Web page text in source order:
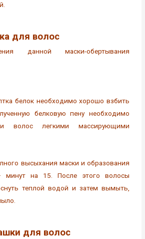
для волос
данной маски-обертывания
белок необходимо хорошо взбить
белковую пену необходимо
волос легкими массирующими
высыхания маски и образования
минут на 15. После этого волосы
теплой водой и затем вымыть,
для волос